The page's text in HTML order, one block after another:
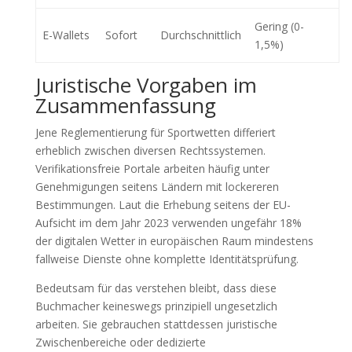
E-Wallets Sofort Durchschnittlich
Gering (0-
1,5%)
Juristische Vorgaben im
Zusammenfassung
Jene Reglementierung für Sportwetten differiert
erheblich zwischen diversen Rechtssystemen.
Verifikationsfreie Portale arbeiten häufig unter
Genehmigungen seitens Ländern mit lockereren
Bestimmungen. Laut die Erhebung seitens der EU-
Aufsicht im dem Jahr 2023 verwenden ungefähr 18%
der digitalen Wetter in europäischen Raum mindestens
fallweise Dienste ohne komplette Identitätsprüfung.
Bedeutsam für das verstehen bleibt, dass diese
Buchmacher keineswegs prinzipiell ungesetzlich
arbeiten. Sie gebrauchen stattdessen juristische
Zwischenbereiche oder dedizierte